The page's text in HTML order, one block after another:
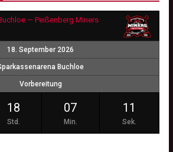
— Peißenberg Miners
18. September 2026
Buchloe
Vorbereitung
18
Std.
07
Min.
11
Sek.